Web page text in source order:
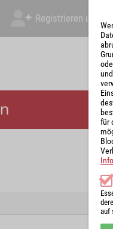
Registrieren und
für
auf